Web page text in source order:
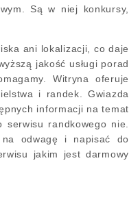
Są w niej konkursy,
ani lokalizacji, co daje
jakość usługi porad
Witryna oferuje
i randek. Gwiazda
informacji na temat
randkowego nie.
na odwagę i napisać do
jakim jest darmowy